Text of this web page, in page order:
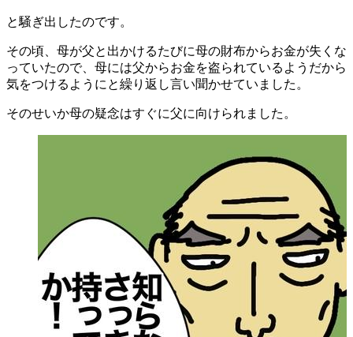
と騒ぎ出したのです。
その頃、母が父と出かけるたびに母の財布からお金が失くな
っていたので、母には父からお金を盗られているようだから
気をつけるようにと繰り返し言い聞かせていました。
そのせいか母の疑念はすぐに父に向けられました。